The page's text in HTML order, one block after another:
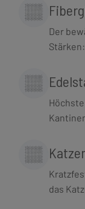
Der
das